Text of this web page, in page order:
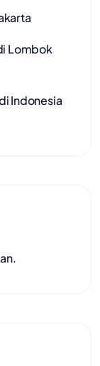
Lombok
Indonesia